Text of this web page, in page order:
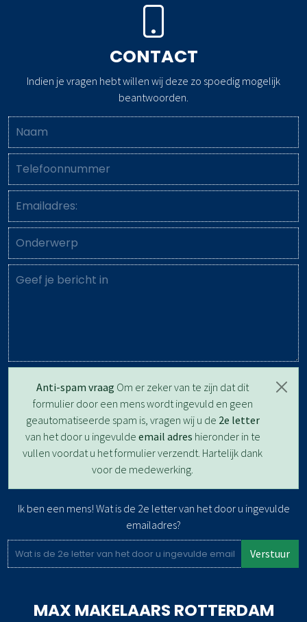
CONTACT
Indien je vragen hebt willen wij deze zo spoedig mogelijk
beantwoorden.
Anti-spam vraag Om er zeker van te zijn dat dit
formulier door een mens wordt ingevuld en geen
geautomatiseerde spam is, vragen wij u de 2e letter
van het door u ingevulde email adres hieronder in te
vullen voordat u het formulier verzendt. Hartelijk dank
voor de medewerking.
Ik ben een mens! Wat is de 2e letter van het door u ingevulde
emailadres?
Verstuur
MAX MAKELAARS ROTTERDAM